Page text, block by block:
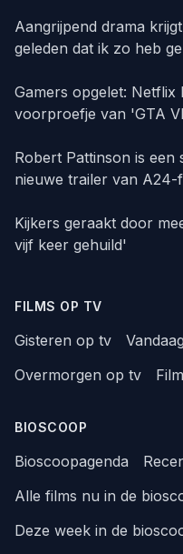
Aangrijpend drama
geleden dat ik zo heb
Gamers opgelet: Netflix
voorproefje van 'GTA
Robert Pattinson is een
nieuwe trailer van A24-
Kijkers geraakt door
vijf keer gehuild'
FILMS OP TV
Gisteren op tv
Overmorgen op tv
BIOSCOOP
Bioscoopagenda
Alle films nu in de
Deze week in de